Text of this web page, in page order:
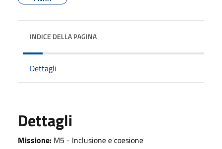
INDICE DELLA PAGINA
Dettagli
Dettagli
Missione: M5 - Inclusione e coesione